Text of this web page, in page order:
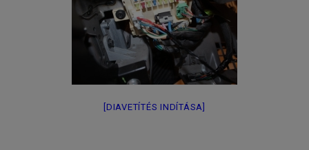
[DIAVETÍTÉS INDÍTÁSA]